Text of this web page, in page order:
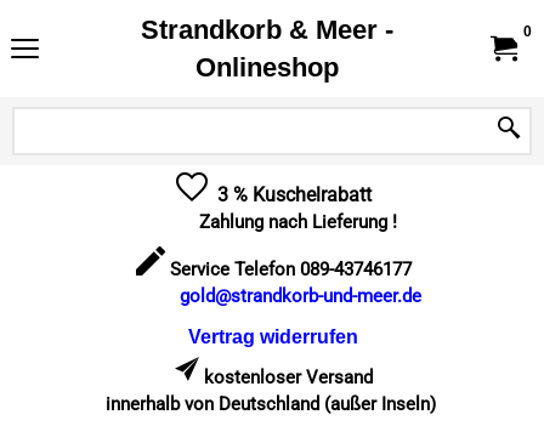
Strandkorb & Meer -
Onlineshop
0
3 % Kuschelrabatt
Zahlung nach Lieferung !
Service Telefon 089-43746177
gold@strandkorb-und-meer.de
Vertrag widerrufen
kostenloser Versand
innerhalb von Deutschland (außer Inseln)